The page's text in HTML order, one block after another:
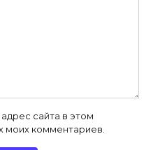
сайта в этом
моих комментариев.